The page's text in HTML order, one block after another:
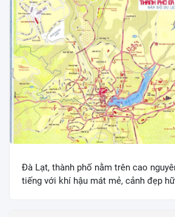
Đà Lạt, thành phố nằm trên cao
tiếng với khí hậu mát mẻ, cảnh đẹp